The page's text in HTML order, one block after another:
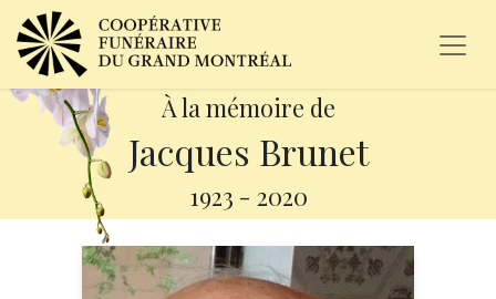
À la mémoire de
Jacques Brunet
1923 - 2020